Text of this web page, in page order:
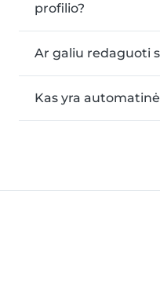
profilio?
Ar galiu redaguoti
Kas yra